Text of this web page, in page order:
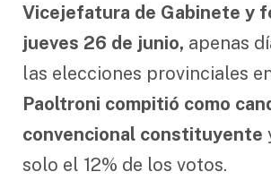
Vicejefatura de Gabinete y
jueves 26 de junio, apenas
las elecciones provinciales
Paoltroni compitió como
convencional constituyente
solo el 12% de los votos.